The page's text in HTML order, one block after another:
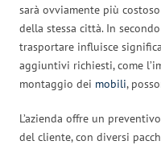
sarà ovviamente più
della stessa città. In
trasportare influisce
aggiuntivi richiesti, come
montaggio dei mobili,
L’azienda offre un
del cliente, con diversi